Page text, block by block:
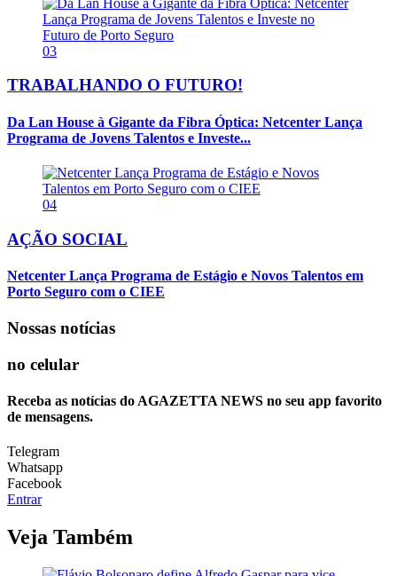
03
TRABALHANDO O FUTURO!
Da Lan House à Gigante da Fibra Óptica: Netcenter Lança
Programa de Jovens Talentos e Investe...
04
AÇÃO SOCIAL
Netcenter Lança Programa de Estágio e Novos Talentos em
Porto Seguro com o CIEE
Nossas notícias
no celular
Receba as notícias do AGAZETTA NEWS no seu app favorito
de mensagens.
Telegram
Whatsapp
Facebook
Entrar
Veja Também